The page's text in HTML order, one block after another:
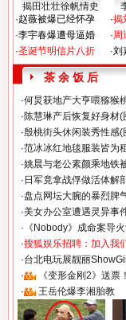
揭田壮壮徐帆情史
·赵薇被爆已经怀孕
·李宇春爆遭母逼婚
·圣诞节明信片八折
·揭
·周
·刘
茶 余 饭 后
·何炅获地产大亨喂猕猴
·陈慧琳产后恢复好身材(
·殷桃街头休闲装秀性感(
·范冰冰红地毯服装皆为
·姚晨与老公素颜乘地铁
· 日军竟拿战俘做活体解剖
·盘点网坛大腕的暴烈脾
·美女办公室遭遇灵异事
· 《Nobody》成命案导
·搜狐娱乐招聘：加入我
·台北电玩展靓丽
·
《变形金刚2》送票！
·
王岳伦爆李湘胎教